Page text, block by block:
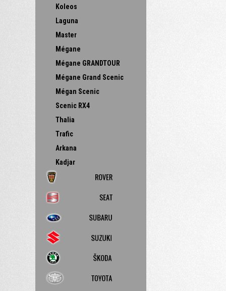
Koleos
Laguna
Master
Mégane
Mégane GRANDTOUR
Mégane Grand Scenic
Mégan Scenic
Scenic RX4
Thalia
Trafic
Arkana
Kadjar